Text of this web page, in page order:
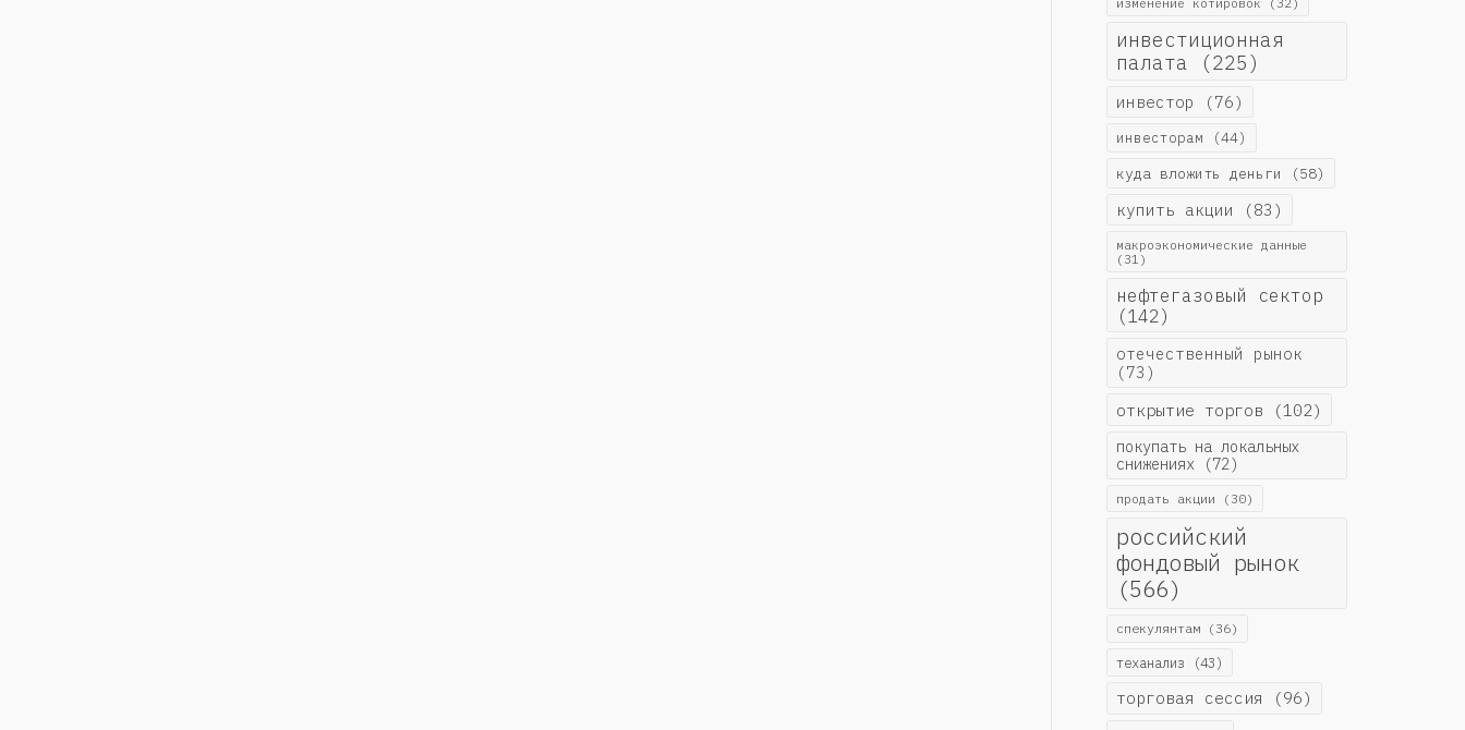
инвестиционная
палата (225)
инвестор (76)
инвесторам (44)
куда вложить деньги (58)
купить акции (83)
макроэкономические данные
(31)
нефтегазовый сектор
(142)
отечественный рынок
(73)
открытие торгов (102)
покупать на локальных
снижениях(72)
продать акции (30)
российский
фондовый рынок
(566)
спекулянтам(36)
теханализ (43)
торговая сессия (96)